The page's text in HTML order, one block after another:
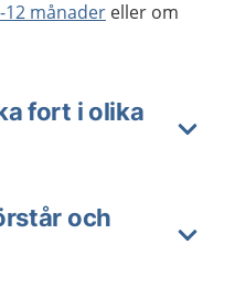
månader eller om
fort i olika
och